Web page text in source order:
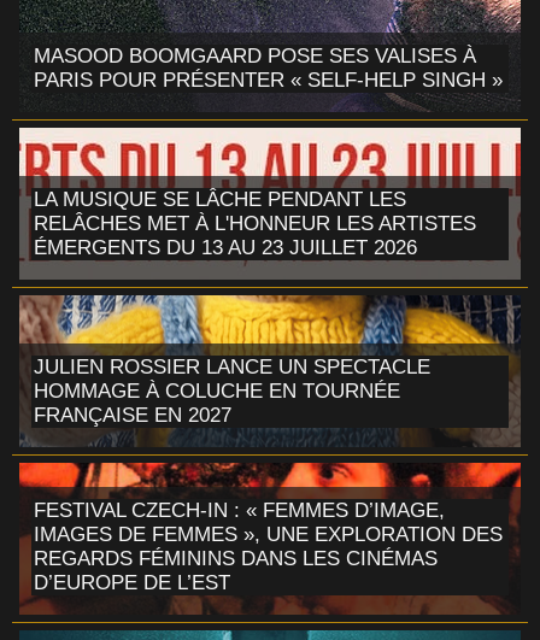
MASOOD BOOMGAARD POSE SES VALISES À
PARIS POUR PRÉSENTER « SELF-HELP SINGH »
LA MUSIQUE SE LÂCHE PENDANT LES
RELÂCHES MET À L'HONNEUR LES ARTISTES
ÉMERGENTS DU 13 AU 23 JUILLET 2026
JULIEN ROSSIER LANCE UN SPECTACLE
HOMMAGE À COLUCHE EN TOURNÉE
FRANÇAISE EN 2027
FESTIVAL CZECH-IN : « FEMMES D’IMAGE,
IMAGES DE FEMMES », UNE EXPLORATION DES
REGARDS FÉMININS DANS LES CINÉMAS
D’EUROPE DE L’EST